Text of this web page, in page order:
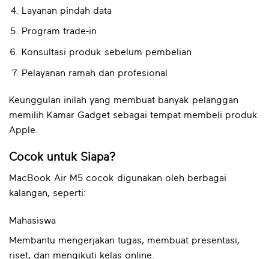
Layanan pindah data
Program trade-in
Konsultasi produk sebelum pembelian
Pelayanan ramah dan profesional
Keunggulan inilah yang membuat banyak pelanggan
memilih Kamar Gadget sebagai tempat membeli produk
Apple.
Cocok untuk Siapa?
MacBook Air M5 cocok digunakan oleh berbagai
kalangan, seperti:
Mahasiswa
Membantu mengerjakan tugas, membuat presentasi,
riset, dan mengikuti kelas online.